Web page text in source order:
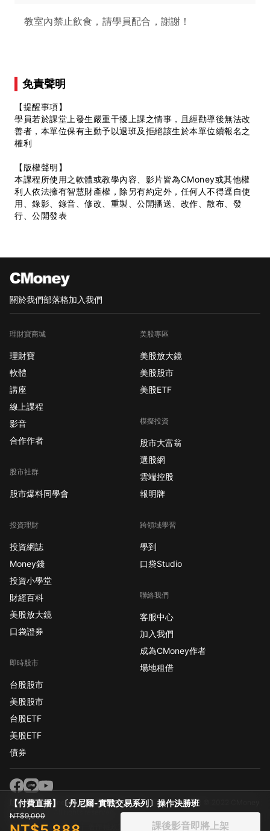
教室內禁止飲食，請學員配合，謝謝！
免責聲明
【提醒事項】
學員若於課堂上發生嚴重干擾上課之情事，且經勸導後無法改
善者，本單位保有主動予以退班及拒絕該生於本單位續報名之
權利
【版權聲明】
本課程所使用之軟體或教學內容、影片皆為CMoney或其他權
利人依法擁有智慧財產權，除另有約定外，任何人不得逕自使
用、錄影、錄音、修改、重製、公開播送、改作、散布、發
行、公開發表
【付費直播】〔丹尼爾-實戰交易系列〕操作決勝班
NT$9,000
課後影音即將上架
關於我們部落格加入我們
理財寶商城
理財寶
軟體
講座
線上課程
影音
合作作者
股市社群
股市爆料同學會
投資理財
投資網誌
Money錢
投資小學堂
財經百科
美股放大鏡
口袋證券
即時股市
台股股市
美股股市
台股ETF
美股ETF
債券
美股專區
美股放大鏡
美股股市
美股ETF
模擬投資
股市大富翁
選股網
雲端控股
報明牌
跨領域學習
學到
口袋Studio
聯絡我們
客服中心
加入我們
成為CMoney作者
場地租借
版權所有 CMoney 全曜財經資訊股份有限公司Copyright © 2022 CMoney
Corporation. All rights reserved.
隱私條款
使用條款 社群規範 免責聲明